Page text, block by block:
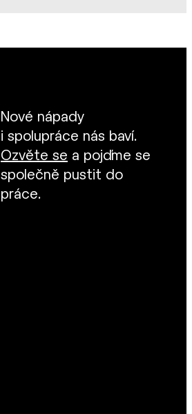
Nové nápady
i spolupráce nás baví.
Ozvěte se a pojďme se
společně pustit do
práce.